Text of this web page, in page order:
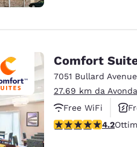
United Kingdom
Asia-Pacifico
Australia
English
Comfort
7051 Bullard Avenue
27.69 km da
Free WiFi
Valutazione di 4.2
4.2